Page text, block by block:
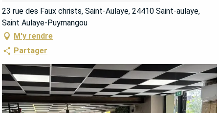
23 rue des Faux christs, Saint-Aulaye, 24410 Saint-aulaye,
Saint Aulaye-Puymangou
M'y rendre
Partager